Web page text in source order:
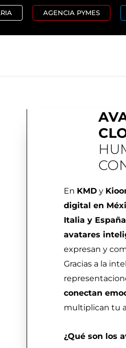
AGENCIA PYMES
En KMDy
digital en
Italia y España
avatares
expresan y
Gracias a la
conectan
multiplican tu
¿Qué son los